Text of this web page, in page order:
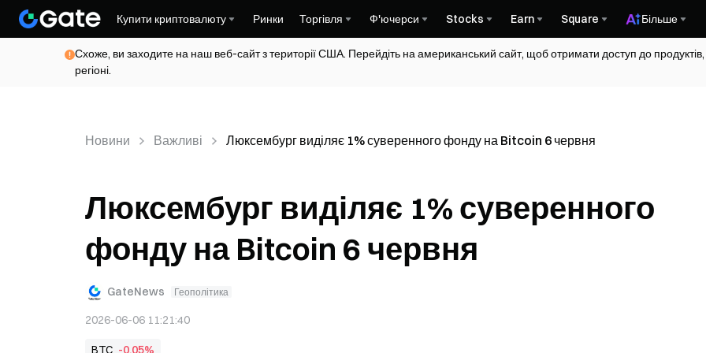
Купити криптовалюту Ринки Торгівля Ф'ючерси Stocks Earn Square Більше
Схоже, ви заходите на наш веб-сайт з території США. Перейдіть на американський сайт, щоб отримати доступ до
регіоні.
Новини Важливі Люксембург виділяє 1% суверенного фонду на Bitcoin 6 червня
Люксембург виділяє 1% суверенного
фонду на Bitcoin 6 червня
GateNews Геополітика
2026-06-06 11:21:40
BTC -0,05%